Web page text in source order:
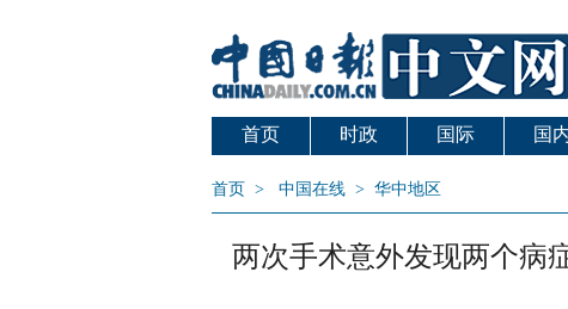
首页 时政 国际 国
首页 > 中国在线 > 华中地区
两次手术意外发现两个病